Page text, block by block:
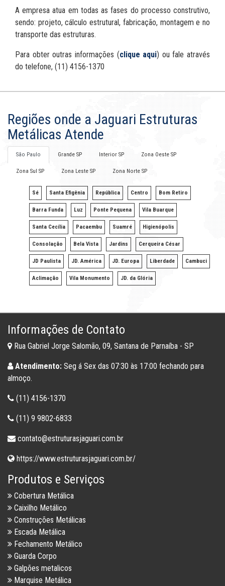
A empresa atua em todas as fases do processo construtivo,
sendo: projeto, cálculo estrutural, fabricação, montagem e no
transporte das estruturas.
Para obter outras informações (clique aqui) ou fale através
do telefone, (11) 4156-1370
Regiões onde a Jaguari Estruturas
Metálicas Atende
São Paulo Grande SP Interior SP Zona Oeste SP
Zona Sul SP Zona Leste SP Zona Norte SP
Sé Santa Efigênia República Centro Bom Retiro
Barra Funda Luz Ponte Pequena Vila Buarque
Santa Cecília Pacaembu Suamré Higienópolis
Consolação Bela Vista Jardins Cerqueira César
JD Paulista JD. América JD. Europa Liberdade Cambuci
Aclimação Vila Monumento JD. da Glória
Informações de Contato
Rua Gabriel Jorge Salomão, 09, Santana de Parnaíba - SP
Atendimento: Seg á Sex das 07:30 às 17:00 fechando para
almoço.
(11) 4156-1370
(11) 9 9802-6833
contato@estruturasjaguari.com.br
https://www.estruturasjaguari.com.br/
Produtos e Serviços
Cobertura Metálica
Caixilho Metálico
Construções Metálicas
Escada Metálica
Fechamento Metálico
Guarda Corpo
Galpões metalicos
Marquise Metálica